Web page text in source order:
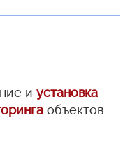
и установка
объектов